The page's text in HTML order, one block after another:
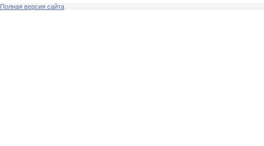
Полная версия сайта